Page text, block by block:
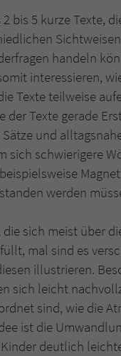
bis 5 kurze Texte,
handeln
interessieren,
Texte teilweise
der Texte gerade
und
sich schwierigere
werden
sich meist über
mal sind es
illustrieren.
sich leicht
sind, wie die
ist die
deutlich